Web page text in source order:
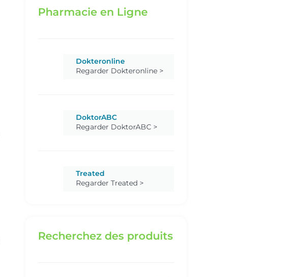
Pharmacie en Ligne
Dokteronline
Regarder Dokteronline >
DoktorABC
Regarder DoktorABC >
Treated
Regarder Treated >
Recherchez des produits